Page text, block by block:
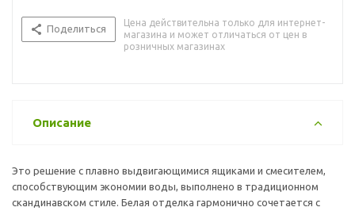
Поделиться
Цена действительна только для интернет-
магазина и может отличаться от цен в
розничных магазинах
Описание
Это решение с плавно выдвигающимися ящиками и смесителем,
способствующим экономии воды, выполнено в традиционном
скандинавском стиле. Белая отделка гармонично сочетается с